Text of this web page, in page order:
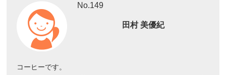
No.149
田村 美優紀
コーヒーです。